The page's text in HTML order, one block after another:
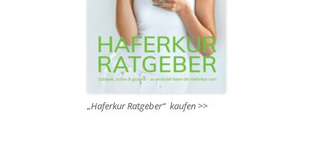
„Haferkur Ratgeber“ kaufen >>